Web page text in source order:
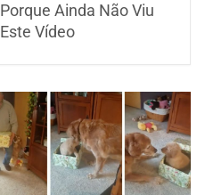
Porque Ainda Não Viu
Este Vídeo